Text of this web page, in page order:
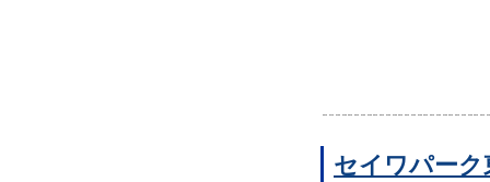
セイワパーク